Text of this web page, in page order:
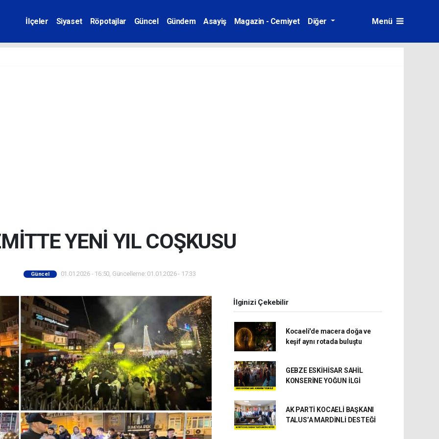
İlçeler Siyaset Röpotajlar Güncel Gündem Asayiş Magazin - Cemiyet Diğer Menü
YENİ YIL COŞKUSU
Güncel 01.01.2026 - 16:50, Güncelleme: 01.01.2026 - 17:33
İlginizi Çekebilir
Kocaeli'de macera doğa ve
keşif aynı rotada buluştu
GEBZE ESKİHİSAR SAHİL
KONSERİNE YOĞUN İLGİ
AK PARTİ KOCAELİ BAŞKANI
TALUS’A MARDİNLİ DESTEĞİ